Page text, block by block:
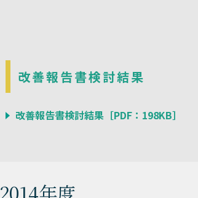
改善報告書検討結果
改善報告書検討結果［PDF：198KB］
2014年度